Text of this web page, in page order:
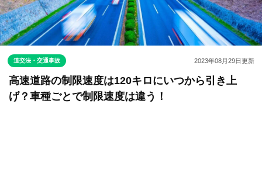
道交法・交通事故 2023年08月29日更新
高速道路の制限速度は120キロにいつから引き上
げ？車種ごとで制限速度は違う！